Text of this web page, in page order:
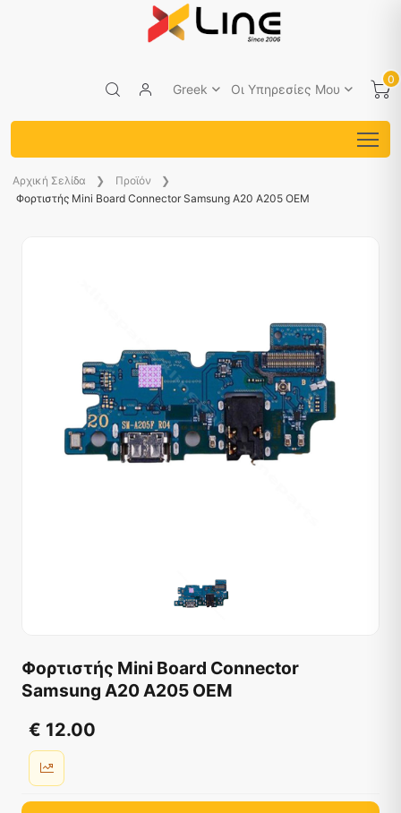
Greek Οι Υπηρεσίες Μου
0
Aρχική Σελίδα
Προϊόν
Φορτιστής Mini Board Connector Samsung A20 A205 OEM
Φορτιστής Mini Board Connector
Samsung A20 A205 OEM
€ 12.00